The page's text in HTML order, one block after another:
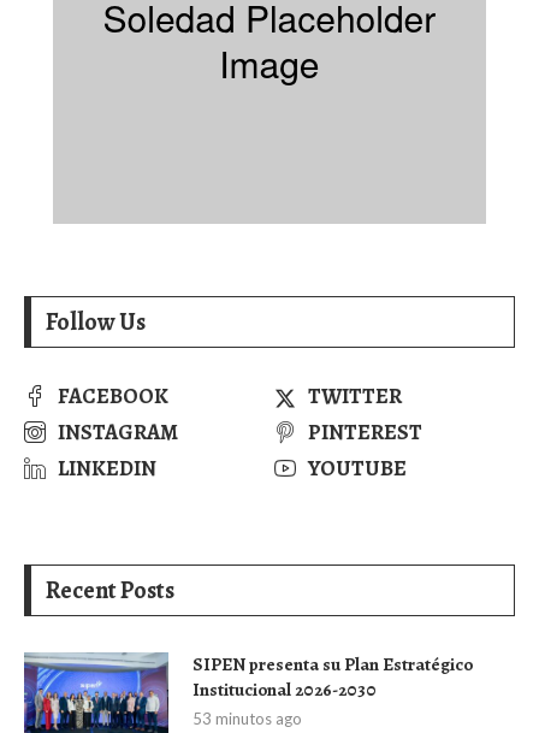
Follow Us
FACEBOOK
TWITTER
INSTAGRAM
PINTEREST
LINKEDIN
YOUTUBE
Recent Posts
SIPEN presenta su Plan Estratégico
Institucional 2026-2030
53 minutos ago